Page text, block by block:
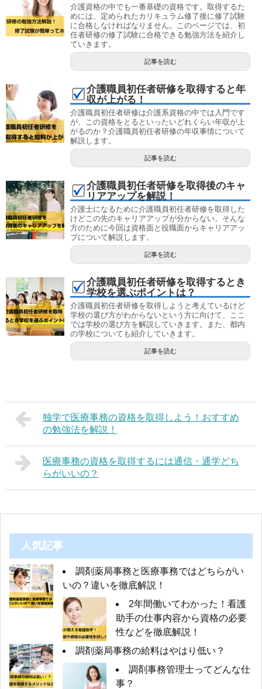
介護資格の中でも一番基礎の資格です。取得するた
めには、定められたカリキュラム修了後に修了試験
に合格しなければなりません。このページでは、初
任者研修の修了試験に合格できる勉強方法を紹介し
ていきます。
記事を読む
介護職員初任者研修を取得すると年
収が上がる！
介護職員初任者研修は介護系資格の中では入門です
が、この資格をとるといったいどれくらい年収が上
がるのか？介護職員初任者研修の年収事情について
解説します。
記事を読む
介護職員初任者研修を取得後のキャ
リアアップを解説！
介護士になるために介護職員初任者研修を取得した
けどこの先のキャリアアップが分からない。そんな
方のために今回は資格面と役職面からキャリアアッ
プについて解説します。
記事を読む
介護職員初任者研修を取得するとき
学校を選ぶポイントは？
介護職員初任者研修を取得しようと考えているけど
学校の選び方がわからないという方に向けて、ここ
では学校の選び方を解説していきます。また、都内
の学校についても紹介していきます。
記事を読む
独学で医療事務の資格を取得しよう！おすすめ
の勉強法を解説！
医療事務の資格を取得するには通信・通学どち
らがいいの？
人気記事
調剤薬局事務と医療事務ではどちらがい
いの？違いを徹底解説！
2年間働いてわかった！看護
助手の仕事内容から資格の必要
性などを徹底解説！
調剤薬局事務の給料はやはり低い？
調剤事務管理士ってどんな仕
事？